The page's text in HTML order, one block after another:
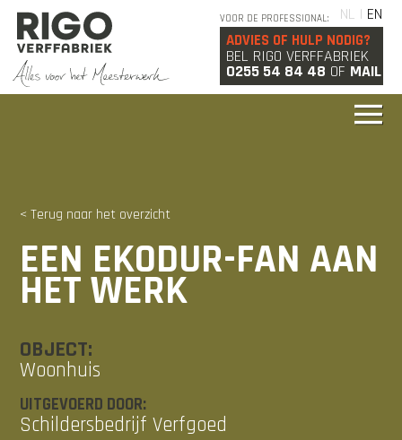
NL | EN
VOOR DE PROFESSIONAL:
ADVIES OF HULP NODIG?
BEL RIGO VERFFABRIEK
0255 54 84 48 OF MAIL
< Terug naar het overzicht
EEN EKODUR-FAN AAN
HET WERK
OBJECT:
Woonhuis
UITGEVOERD DOOR:
Schildersbedrijf Verfgoed